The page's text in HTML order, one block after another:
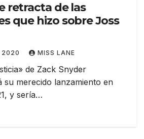
retracta de las
que hizo sobre Joss
2020 MISS LANE
de Zack Snyder
su merecido lanzamiento en
y sería…